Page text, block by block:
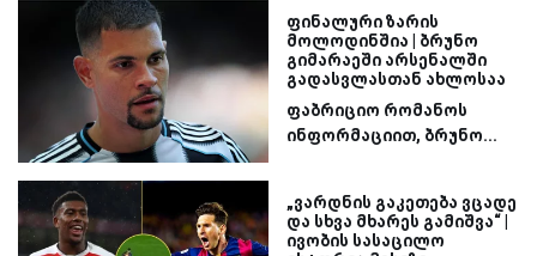
ფინალური ზარის
მოლოდინშია | ბრუნო
გიმარაეში არსენალში
გადასვლასთან ახლოსაა
ფაბრიციო რომანოს
ინფორმაციით, ბრუნო...
„ვარდნის გაკეთება ვცადე
და სხვა მხარეს გამიშვა“ |
ივობის სასაცილო